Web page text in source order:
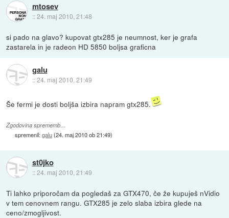
mtosev
::24. maj 2010, 21:48
si pado na glavo? kupovat gtx285 je neumnost, ker je grafa
zastarela in je radeon HD 5850 boljsa graficna
galu
::24. maj 2010, 21:49
Še fermi je dosti boljša izbira napram gtx285.
Zgodovina sprememb…
spremenil:galu(24. maj 2010 ob 21:49)
st0jko
::24. maj 2010, 21:49
Ti lahko priporočam da pogledaš za GTX470, če že kupuješ nVidio
v tem cenovnem rangu. GTX285 je zelo slaba izbira glede na
ceno/zmogljivost.